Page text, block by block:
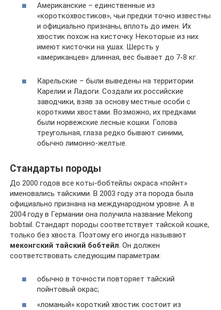
Американские – единственные из
«короткохвостиков», чьи предки точно известны
и официально признаны, вплоть до имен. Их
хвостик похож на кисточку. Некоторые из них
имеют кисточки на ушах. Шерсть у
«американцев» длинная, вес бывает до 7-8 кг.
Карельские – были выведены на территории
Карелии и Ладоги. Создали их российские
заводчики, взяв за основу местные особи с
короткими хвостами. Возможно, их предками
были норвежские лесные кошки. Голова
треугольная, глаза редко бывают синими,
обычно лимонно-желтые.
Стандарты породы
До 2000 годов все коты-бобтейлы окраса «пойнт»
именовались тайскими. В 2003 году эта порода была
официально признана на международном уровне. А в
2004 году в Германии она получила название Mekong
bobtail. Стандарт породы соответствует тайской кошке,
только без хвоста. Поэтому его иногда называют
меконгский тайский бобтейл. Он должен
соответствовать следующим параметрам:
обычно в точности повторяет тайский
пойнтовый окрас;
«ломаный» короткий хвостик состоит из